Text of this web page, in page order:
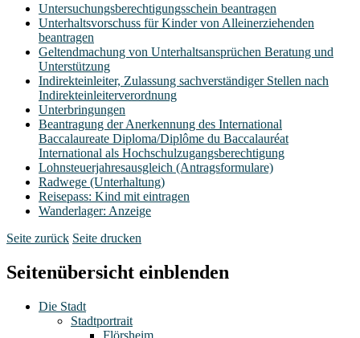
Untersuchungsberechtigungsschein beantragen
Unterhaltsvorschuss für Kinder von Alleinerziehenden
beantragen
Geltendmachung von Unterhaltsansprüchen Beratung und
Unterstützung
Indirekteinleiter, Zulassung sachverständiger Stellen nach
Indirekteinleiterverordnung
Unterbringungen
Beantragung der Anerkennung des International
Baccalaureate Diploma/Diplôme du Baccalauréat
International als Hochschulzugangsberechtigung
Lohnsteuerjahresausgleich (Antragsformulare)
Radwege (Unterhaltung)
Reisepass: Kind mit eintragen
Wanderlager: Anzeige
Seite zurück Seite drucken
Seitenübersicht einblenden
Die Stadt
Stadtportrait
Flörsheim